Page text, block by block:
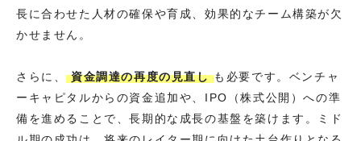
長に合わせた人材の確保や育成、効果的なチーム構築が欠
かせません。
さらに、資金調達の再度の見直しも必要です。ベンチャ
ーキャピタルからの資金追加や、IPO（株式公開）への準
備を進めることで、長期的な成長の基盤を築けます。ミド